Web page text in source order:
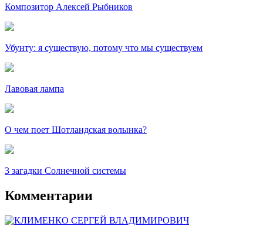
Композитор Алексей Рыбников
Убунту: я существую, потому что мы существуем
Лавовая лампа
О чем поет Шотландская волынка?
3 загадки Солнечной системы
Комментарии